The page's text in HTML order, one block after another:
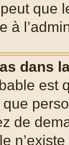
que
à
dans
est
de